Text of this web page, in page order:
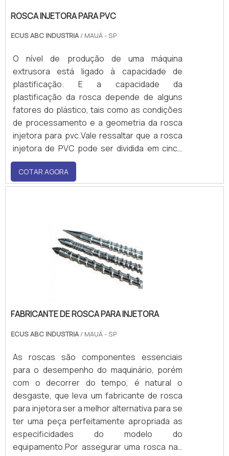
ROSCA INJETORA PARA PVC
ECUS ABC INDUSTRIA/ MAUÁ - SP
O nível de produção de uma máquina
extrusora está ligado à capacidade de
plastificação. E a capacidade da
plastificação da rosca depende de alguns
fatores do plástico, tais como as condições
de processamento e a geometria da rosca
injetora para pvc.Vale ressaltar que a rosca
injetora de PVC pode ser dividida em cinco
partes, durante todo o processamento.
Essas partes são: Alimentação; Pré-
compressão; Compressão; Bloqueio.As
COTAR AGORA
FABRICANTE DE ROSCA PARA INJETORA
ECUS ABC INDUSTRIA/ MAUÁ - SP
As roscas são componentes essenciais
para o desempenho do maquinário, porém
com o decorrer do tempo, é natural o
desgaste, que leva um fabricante de rosca
para injetora ser a melhor alternativa para se
ter uma peça perfeitamente apropriada as
especificidades do modelo do
equipamento.Por assegurar uma rosca nas